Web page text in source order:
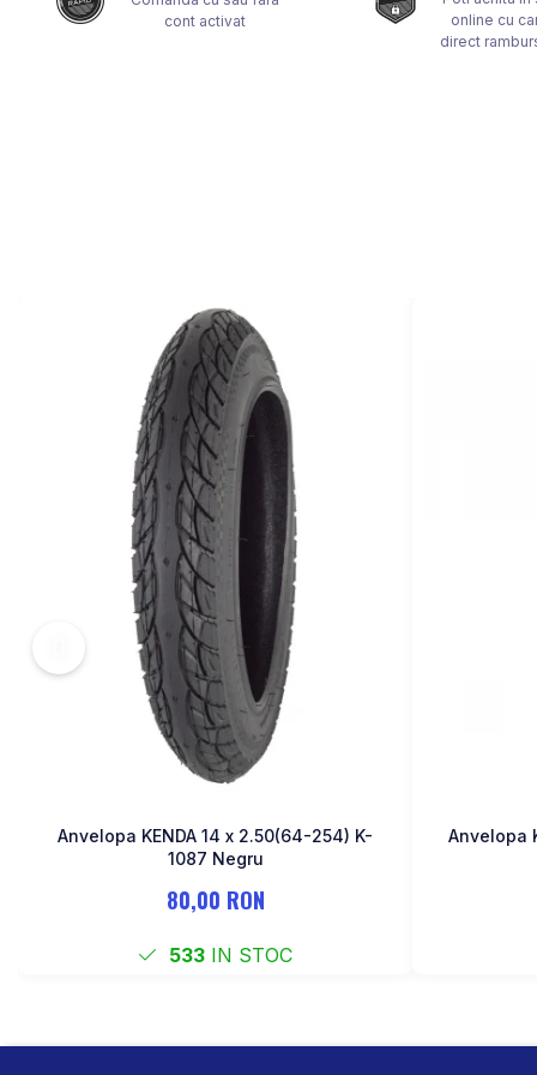
MONOBLOC
cont activat
online cu
direct
Anvelopa KENDA 14 x 2.50(64-254) K-
1087 Negru
80,00 RON
533 IN STOC
Anvelopa